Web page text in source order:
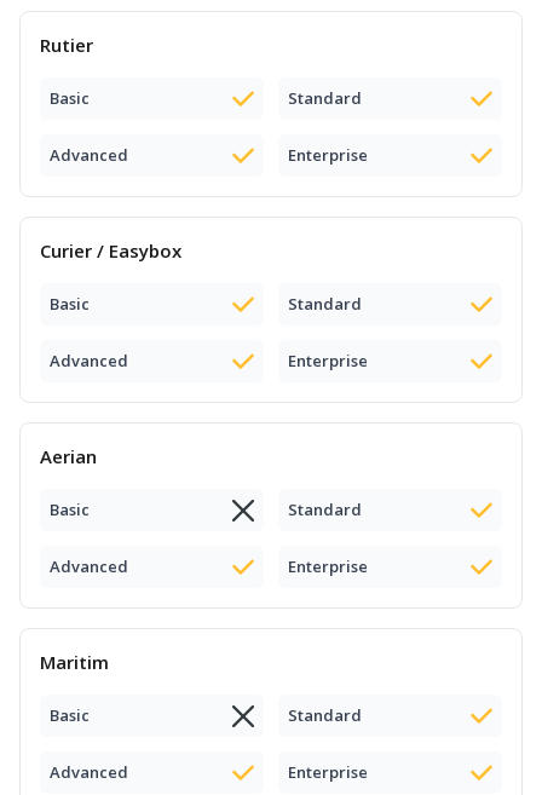
Rutier
Basic Standard
Advanced Enterprise
Curier / Easybox
Basic Standard
Advanced Enterprise
Aerian
Basic Standard
Advanced Enterprise
Maritim
Basic Standard
Advanced Enterprise